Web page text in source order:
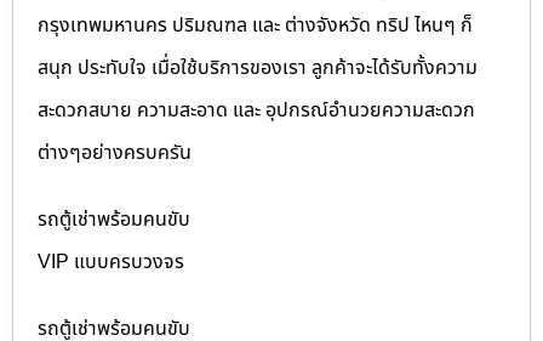
กรุงเทพมหานคร ปริมณฑล และ ต่างจังหวัด ทริป ไหนๆ ก็
สนุก ประทับใจ เมื่อใช้บริการของเรา ลูกค้าจะได้รับทั้งความ
สะดวกสบาย ความสะอาด และ อุปกรณ์อำนวยความสะดวก
ต่างๆอย่างครบครัน
รถตู้เช่าพร้อมคนขับ
VIP แบบครบวงจร
รถตู้เช่าพร้อมคนขับ